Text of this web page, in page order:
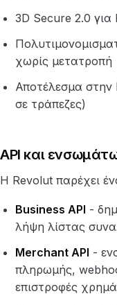
3D Secure 2.0 για
χωρίς μετατροπή
Αποτέλεσμα στην
σε τράπεζες)
API και
Η Revolut παρέχει
Business API -
λήψη λίστας
Merchant API -
πληρωμής,
επιστροφές